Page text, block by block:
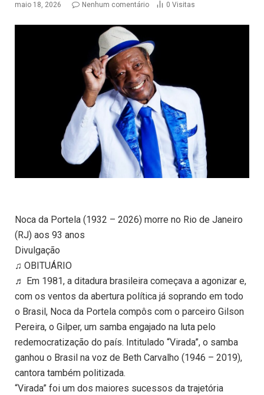
maio 18, 2026 Nenhum comentário 0 Visitas
Noca da Portela (1932 – 2026) morre no Rio de Janeiro
(RJ) aos 93 anos
Divulgação
♫ OBITUÁRIO
♬ Em 1981, a ditadura brasileira começava a agonizar e,
com os ventos da abertura política já soprando em todo
o Brasil, Noca da Portela compôs com o parceiro Gilson
Pereira, o Gilper, um samba engajado na luta pelo
redemocratização do país. Intitulado “Virada”, o samba
ganhou o Brasil na voz de Beth Carvalho (1946 – 2019),
cantora também politizada.
“Virada” foi um dos maiores sucessos da trajetória